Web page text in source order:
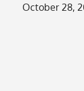
Posted
October 28,